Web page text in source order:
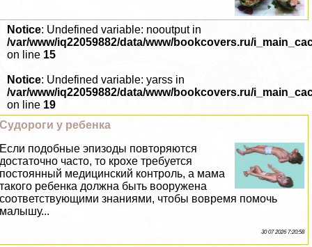
Notice: Undefined variable: nooutput in
/var/www/iq22059882/data/www/bookcovers.ru/
on line 15
Notice: Undefined variable: yarss in
/var/www/iq22059882/data/www/bookcovers.ru/
on line 19
Судороги у ребенка
Если подобные эпизоды повторяются
достаточно часто, то крохе требуется
постоянный медицинский контроль, а мама
такого ребенка должна быть вооружена
соответствующими знаниями, чтобы вовремя помочь
малышу...
30 07 2026 7:20:58